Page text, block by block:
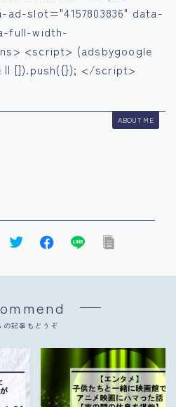
ad-slot="4157803836" data-
full-width-
<script> (adsbygoogle
|| []).push({}); </script>
ABOUT ME
の記事もどうぞ